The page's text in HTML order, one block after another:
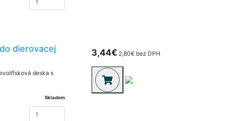
dierovacej
deska s
Skladom
3,44€ 2,80€ bez DPH